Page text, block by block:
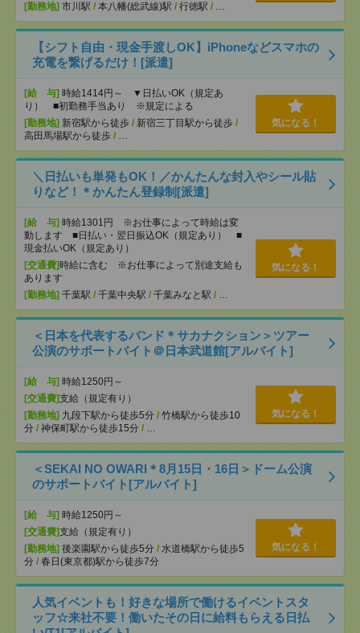
[勤務地] 市川駅 / 本八幡(総武線)駅 / 行徳駅 / …
【シフト自由・現金手渡しOK】iPhoneなどスマホの
充電を繋げるだけ！[派遣]
[給 与] 時給1414円～ ▼日払いOK（規定あ
り） ■初勤務手当あり ※規定による
[勤務地] 新宿駅から徒歩 / 新宿三丁目駅から徒歩 /
高田馬場駅から徒歩 / …
気になる！
＼日払いも単発もOK！／かんたんな封入やシール貼
りなど！＊かんたん登録制[派遣]
[給 与] 時給1301円 ※お仕事によって時給は変
動します ■日払い・翌日振込OK（規定あり） ■
現金払いOK（規定あり）
[交通費] 時給に含む ※お仕事によって別途支給も
あります
[勤務地] 千葉駅 / 千葉中央駅 / 千葉みなと駅 / …
気になる！
＜日本を代表するバンド＊サカナクション＞ツアー
公演のサポートバイト＠日本武道館[アルバイト]
[給 与] 時給1250円～
[交通費]支給（規定有り）
[勤務地] 九段下駅から徒歩5分 / 竹橋駅から徒歩10
分 / 神保町駅から徒歩15分 / …
気になる！
＜SEKAI NO OWARI＊8月15日・16日＞ドーム公演
のサポートバイト[アルバイト]
[給 与] 時給1250円～
[交通費]支給（規定有り）
[勤務地] 後楽園駅から徒歩5分 / 水道橋駅から徒歩5
分 / 春日(東京都)駅から徒歩7分
気になる！
人気イベントも！好きな場所で働けるイベントスタ
ッフ☆来社不要！働いたその日に給料もらえる日払